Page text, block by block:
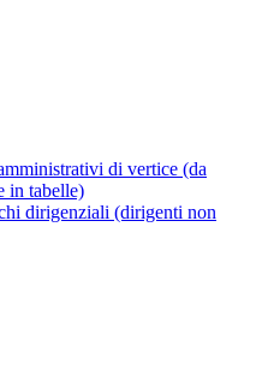
di vertice (da
in tabelle)
dirigenziali (dirigenti non